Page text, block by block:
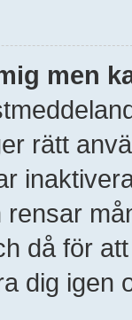
men
rätt
då för
dig igen